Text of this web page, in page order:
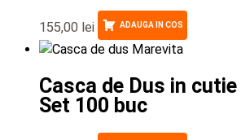
155,00 lei ADAUGA IN COS
Casca de Dus in
Set 100 buc